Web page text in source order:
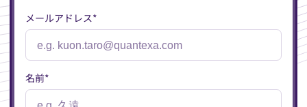
メールアドレス*
名前*